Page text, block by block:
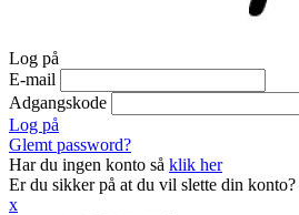
Log på
E-mail
Adgangskode
Log på
Glemt password?
Har du ingen konto så klik her
Er du sikker på at du vil slette din konto?
x